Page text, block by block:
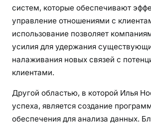
систем, которые обеспечивают
управление отношениями с
использование позволяет
усилия для удержания
налаживания новых связей с
клиентами.
Другой областью, в которой Илья
успеха, является создание
обеспечения для анализа данных.